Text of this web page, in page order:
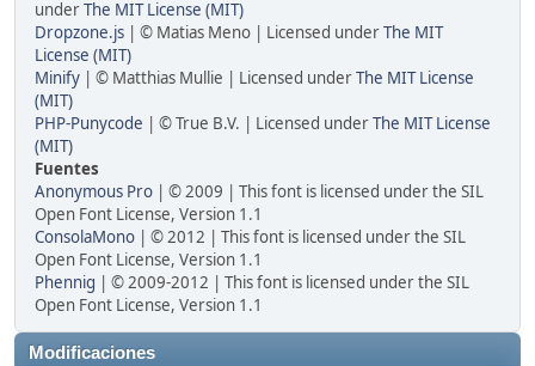
underThe MIT License (MIT)
Dropzone.js | © Matias Meno | Licensed underThe MIT
License (MIT)
Minify | © Matthias Mullie | Licensed underThe MIT License
(MIT)
PHP-Punycode | © True B.V. | Licensed underThe MIT License
(MIT)
Fuentes
Anonymous Pro | © 2009 | This font is licensed under the SIL
Open Font License, Version 1.1
ConsolaMono | © 2012 | This font is licensed under the SIL
Open Font License, Version 1.1
Phennig | © 2009-2012 | This font is licensed under the SIL
Open Font License, Version 1.1
Modificaciones